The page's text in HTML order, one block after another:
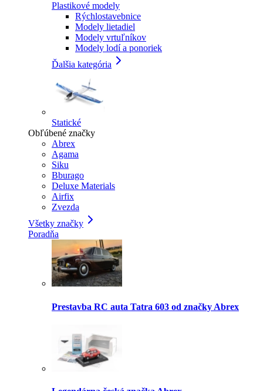
Plastikové modely
Rýchlostavebnice
Modely lietadiel
Modely vrtuľníkov
Modely lodí a ponoriek
Ďalšia kategória
Statické
Obľúbené značky
Abrex
Agama
Siku
Bburago
Deluxe Materials
Airfix
Zvezda
Všetky značky
Poradňa
Prestavba RC auta Tatra 603 od značky Abrex